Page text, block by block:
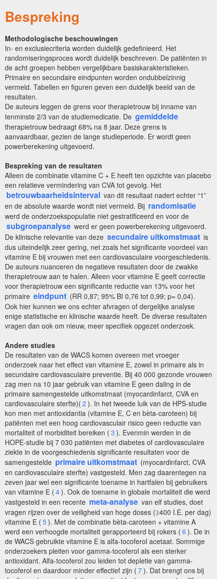
Bespreking
Methodologische beschouwingen
In- en exclusiecriteria worden duidelijk gedefinieerd. Het
randomiseringsproces wordt duidelijk beschreven. De patiënten in
de acht groepen hebben vergelijkbare basiskarakteristieken.
Primaire en secundaire eindpunten worden ondubbelzinnig
vermeld. Tabellen en figuren geven een duidelijk beeld van de
resultaten.
De auteurs leggen de grens voor therapietrouw bij inname van
tenminste 2/3 van de studiemedicatie. De gemiddelde
therapietrouw bedraagt 68% na 8 jaar. Deze grens is
aanvaardbaar, gezien de lange studieperiode. Er wordt geen
powerberekening uitgevoerd.
Bespreking van de resultaten
Alleen de combinatie vitamine C + E heeft ten opzichte van placebo
een relatieve vermindering van CVA tot gevolg. Het
betrouwbaarheidsinterval van dit resultaat nadert echter “1”
en de absolute waarde wordt niet vermeld. Bij randomisatie
werd de onderzoekspopulatie niet gestratificeerd en voor de
subgroepanalyse werd er geen powerberekening uitgevoerd.
De klinische relevantie van deze secundaire uitkomstmaat is
dus uiteindelijk zeer gering, net zoals het significante voordeel van
vitamine E bij vrouwen met een cardiovasculaire voorgeschiedenis.
De auteurs nuanceren de negatieve resultaten door de zwakke
therapietrouw aan te halen. Alleen voor vitamine E geeft correctie
voor therapietrouw een significante reductie van 13% voor het
primaire eindpunt (RR 0,87; 95% BI 0,76 tot 0,99; p= 0,04).
Ook hier kunnen we ons echter afvragen of dergelijke analyse
enige statistische en klinische waarde heeft. De diverse resultaten
vragen dan ook om nieuw, meer specifiek opgezet onderzoek.
Andere studies
De resultaten van de WACS komen overeen met vroeger
onderzoek naar het effect van vitamine E, zowel in primaire als in
secundaire cardiovasculaire preventie. Bij 40 000 gezonde vrouwen
zag men na 10 jaar gebruik van vitamine E geen daling in de
primaire samengestelde uitkomstmaat (myocardinfarct, CVA en
cardiovasculaire sterfte)( 2 ). In het tweede luik van de HPS-studie
kon men met antioxidantia (vitamine E, C en bèta-caroteen) bij
patiënten met een hoog cardiovasculair risico geen reductie van
mortaliteit of morbiditeit bereiken ( 3 ). Evenmin werden in de
HOPE-studie bij 7 030 patiënten met diabetes of cardiovasculaire
ziekte in de voorgeschiedenis significante resultaten voor de
samengestelde primaire uitkomstmaat (myocardinfarct, CVA
en cardiovasculaire sterfte) vastgesteld. Men zag daarentegen na
zeven jaar wel een significante toename in hartfalen bij gebruikers
van vitamine E ( 4). Ook de toename in globale mortaliteit die werd
vastgesteld in een recente meta-analyse van elf studies, doet
vragen rijzen over de veiligheid van hoge doses (≥400 I.E. per dag)
vitamine E ( 5). Met de combinatie bèta-caroteen + vitamine A
werd een verhoogde mortaliteit gerapporteerd bij rokers ( 6 ). De in
de WACS gebruikte vitamine E is alfa-tocoferol acetaat. Sommige
onderzoekers pleiten voor gamma-tocoferol als een sterker
antioxidant. Alfa-tocoferol zou leiden tot depletie van gamma-
tocoferol en daardoor minder effectief zijn ( 7). Dat brengt ons bij